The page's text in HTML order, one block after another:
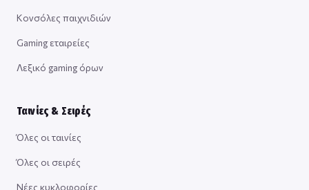
Κονσόλες παιχνιδιών
Gaming εταιρείες
Λεξικό gaming όρων
Ταινίες & Σειρές
Όλες οι ταινίες
Όλες οι σειρές
Νέες κυκλοφορίες